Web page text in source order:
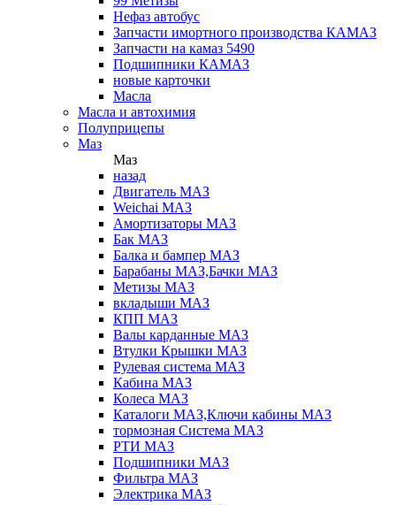
Нефаз автобус
Запчасти имортного производства КАМАЗ
Запчасти на камаз 5490
Подшипники КАМАЗ
новые карточки
Масла
Масла и автохимия
Полуприцепы
Маз
Маз
назад
Двигатель МАЗ
Weichai МАЗ
Амортизаторы МАЗ
Бак МАЗ
Балка и бампер МАЗ
Барабаны МАЗ,Бачки МАЗ
Метизы МАЗ
вкладыши МАЗ
КПП МАЗ
Валы карданные МАЗ
Втулки Крышки МАЗ
Рулевая система МАЗ
Кабина МАЗ
Колеса МАЗ
Каталоги МАЗ,Ключи кабины МАЗ
тормозная Система МАЗ
РТИ МАЗ
Подшипники МАЗ
Фильтра МАЗ
Электрика МАЗ